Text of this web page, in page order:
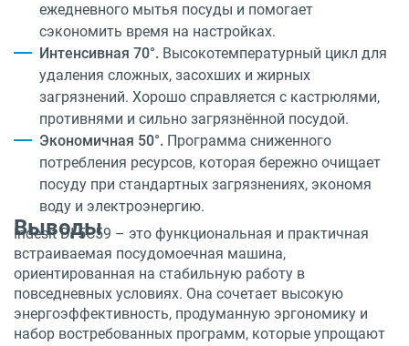
ежедневного мытья посуды и помогает
сэкономить время на настройках.
Интенсивная 70°. Высокотемпературный цикл для
удаления сложных, засохших и жирных
загрязнений. Хорошо справляется с кастрюлями,
противнями и сильно загрязнённой посудой.
Экономичная 50°. Программа сниженного
потребления ресурсов, которая бережно очищает
посуду при стандартных загрязнениях, экономя
воду и электроэнергию.
Выводы
Indesit DI 5C59 – это функциональная и практичная
встраиваемая посудомоечная машина,
ориентированная на стабильную работу в
повседневных условиях. Она сочетает высокую
энергоэффективность, продуманную эргономику и
набор востребованных программ, которые упрощают